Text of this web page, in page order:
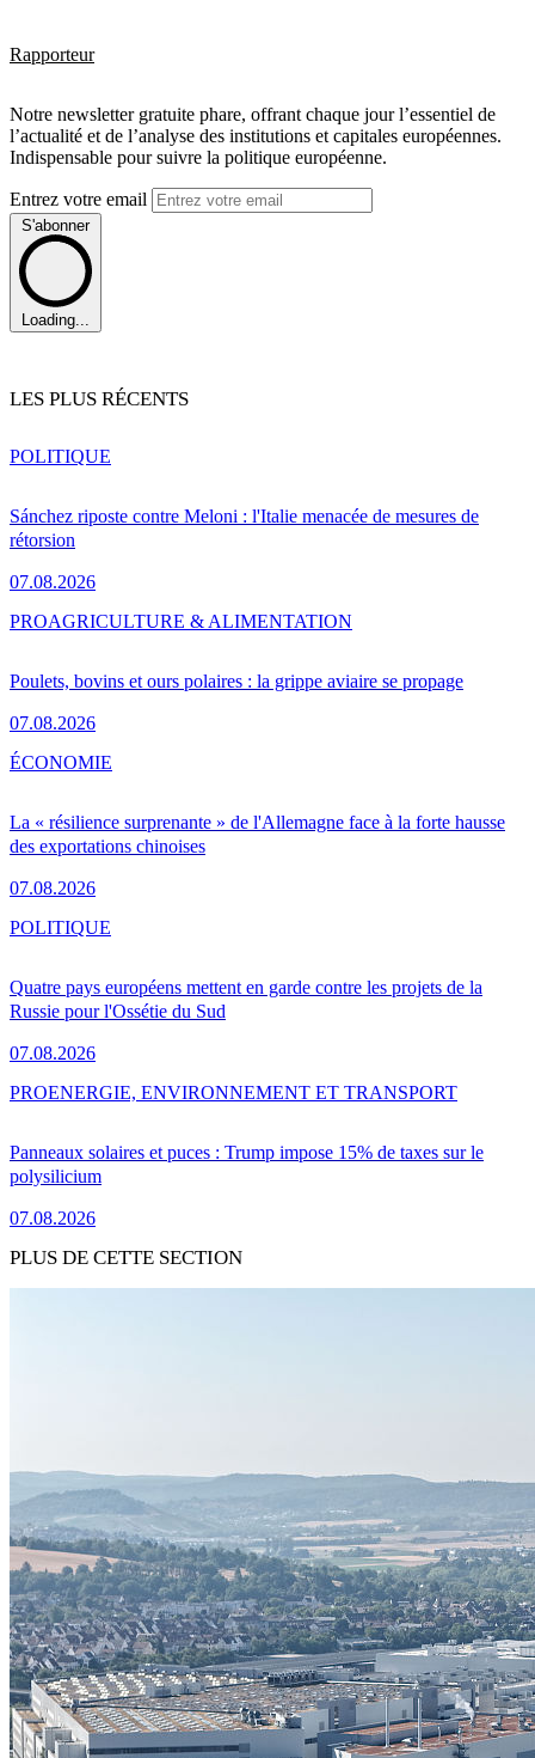
Rapporteur
Notre newsletter gratuite phare, offrant chaque jour l’essentiel de
l’actualité et de l’analyse des institutions et capitales européennes.
Indispensable pour suivre la politique européenne.
Entrez votre email
S'abonner
Loading...
LES PLUS RÉCENTS
Sánchez riposte contre Meloni : l'Italie menacée de mesures de
rétorsion
07.08.2026
POLITIQUE
Poulets, bovins et ours polaires : la grippe aviaire se propage
07.08.2026
PROAGRICULTURE & ALIMENTATION
La « résilience surprenante » de l'Allemagne face à la forte hausse
des exportations chinoises
07.08.2026
ÉCONOMIE
Quatre pays européens mettent en garde contre les projets de la
Russie pour l'Ossétie du Sud
07.08.2026
POLITIQUE
Panneaux solaires et puces : Trump impose 15% de taxes sur le
polysilicium
07.08.2026
PROENERGIE, ENVIRONNEMENT ET TRANSPORT
PLUS DE CETTE SECTION